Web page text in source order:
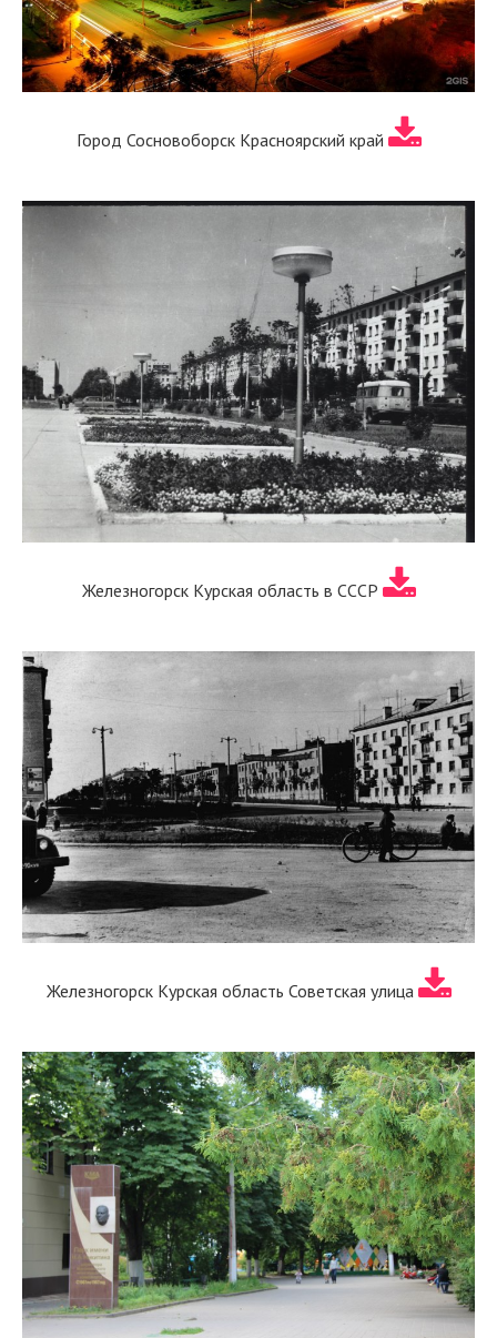
Город Сосновоборск Красноярский край
Железногорск Курская область в СССР
Железногорск Курская область Советская улица